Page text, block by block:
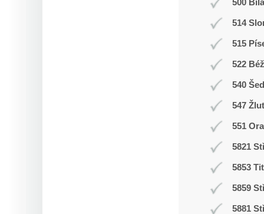
500 Bílá
514
515
522
540
547
551
5821
5853
5859
5881